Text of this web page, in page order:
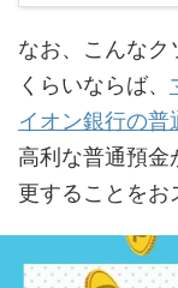
なお、こんなク
くらいならば、
イオン銀行の普
高利な普通預
更することをお